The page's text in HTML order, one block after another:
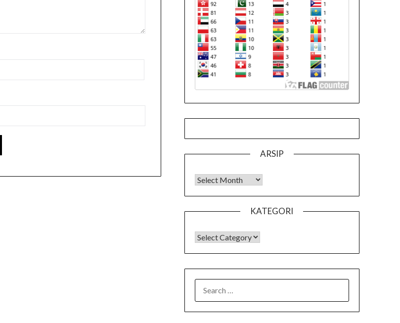
ARSIP
Arsip
KATEGORI
KATEGORI
FOR: